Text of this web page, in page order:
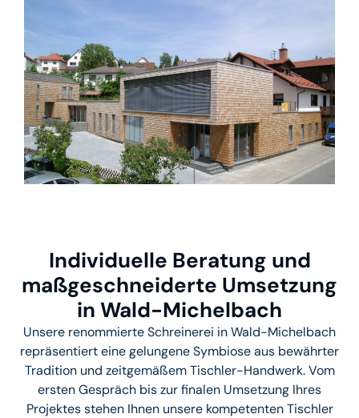
Individuelle Beratung und
maßgeschneiderte Umsetzung
in Wald-Michelbach
Unsere renommierte Schreinerei in Wald-Michelbach
repräsentiert eine gelungene Symbiose aus bewährter
Tradition und zeitgemäßem Tischler-Handwerk. Vom
ersten Gespräch bis zur finalen Umsetzung Ihres
Projektes stehen Ihnen unsere kompetenten Tischler